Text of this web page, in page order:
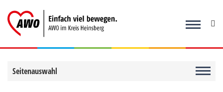
Inhalt
springen
Seitenauswahl